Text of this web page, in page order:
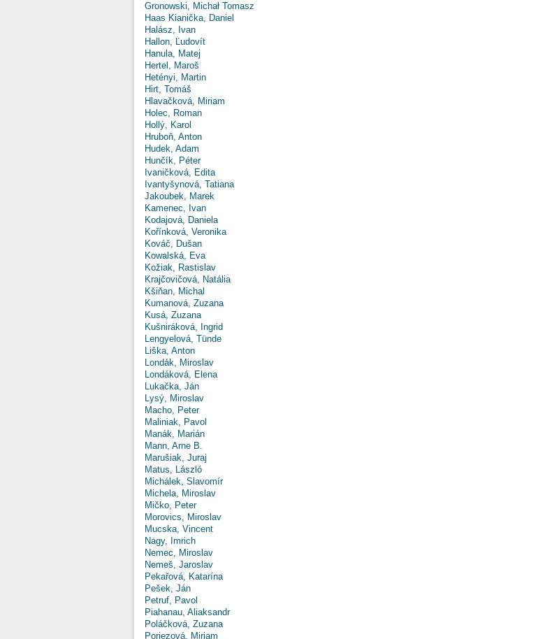
Gronowski, Michał Tomasz
Haas Kianička, Daniel
Halász, Ivan
Hallon, Ľudovít
Hanula, Matej
Hertel, Maroš
Hetényi, Martin
Hirt, Tomáš
Hlavačková, Miriam
Holec, Roman
Hollý, Karol
Hruboň, Anton
Hudek, Adam
Hunčík, Péter
Ivaničková, Edita
Ivantyšynová, Tatiana
Jakoubek, Marek
Kamenec, Ivan
Kodajová, Daniela
Kořínková, Veronika
Kováč, Dušan
Kowalská, Eva
Kožiak, Rastislav
Krajčovičová, Natália
Kšiňan, Michal
Kumanová, Zuzana
Kusá, Zuzana
Kušniráková, Ingrid
Lengyelová, Tünde
Liška, Anton
Londák, Miroslav
Londáková, Elena
Lukačka, Ján
Lysý, Miroslav
Macho, Peter
Maliniak, Pavol
Manák, Marián
Mann, Arne B.
Marušiak, Juraj
Matus, László
Michálek, Slavomír
Michela, Miroslav
Mičko, Peter
Morovics, Miroslav
Mucska, Vincent
Nagy, Imrich
Nemec, Miroslav
Nemeš, Jaroslav
Pekařová, Katarína
Pešek, Ján
Petruf, Pavol
Piahanau, Aliaksandr
Poláčková, Zuzana
Poriezová, Miriam